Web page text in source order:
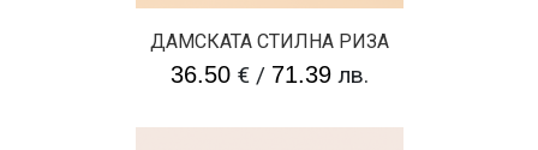
ДАМСКАТА СТИЛНА РИЗА
36.50€/ 71.39лв.